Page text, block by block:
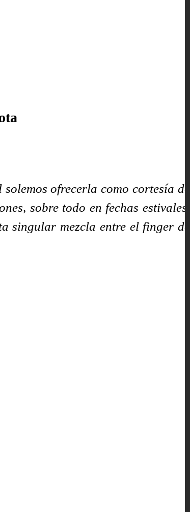
ofrecerla como cortesía de
sobre todo en fechas estivales,
singular mezcla entre el finger de